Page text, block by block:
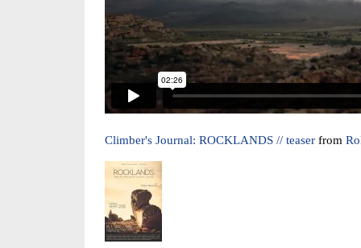
Climber's Journal: ROCKLANDS // teaser from